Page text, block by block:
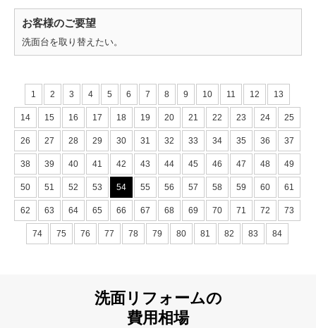
お客様のご要望
洗面台を取り替えたい。
1 2 3 4 5 6 7 8 9 10 11 12 13
14 15 16 17 18 19 20 21 22 23 24 25
26 27 28 29 30 31 32 33 34 35 36 37
38 39 40 41 42 43 44 45 46 47 48 49
50 51 52 53 54 55 56 57 58 59 60 61
62 63 64 65 66 67 68 69 70 71 72 73
74 75 76 77 78 79 80 81 82 83 84
洗面リフォームの
費用相場